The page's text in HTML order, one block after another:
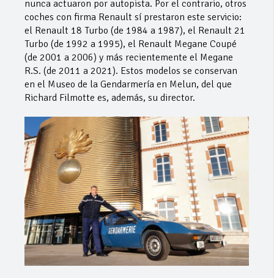
nunca actuaron por autopista. Por el contrario, otros
coches con firma Renault sí prestaron este servicio:
el Renault 18 Turbo (de 1984 a 1987), el Renault 21
Turbo (de 1992 a 1995), el Renault Megane Coupé
(de 2001 a 2006) y más recientemente el Megane
R.S. (de 2011 a 2021). Estos modelos se conservan
en el Museo de la Gendarmería en Melun, del que
Richard Filmotte es, además, su director.